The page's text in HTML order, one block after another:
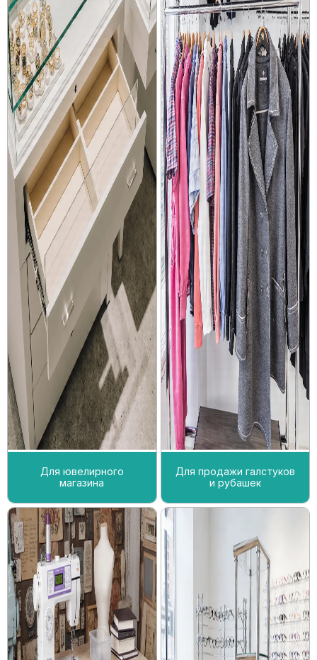
Для ювелирного
магазина
Для продажи галстуков
и рубашек